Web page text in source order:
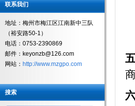
联系我们
地址：梅州市梅江区江南新中三队
（裕安路50-1）
电话：0753-2390869
邮件：keyonzb@126.com
网站： http://www.mzgpo.com
搜索